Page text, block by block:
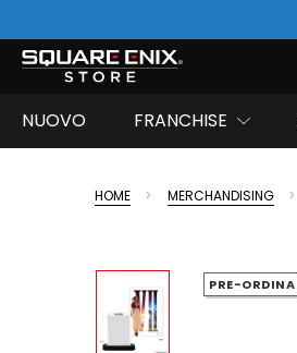
NUOVO FRANCHISE
HOME MERCHANDISING
PRE-ORDINA